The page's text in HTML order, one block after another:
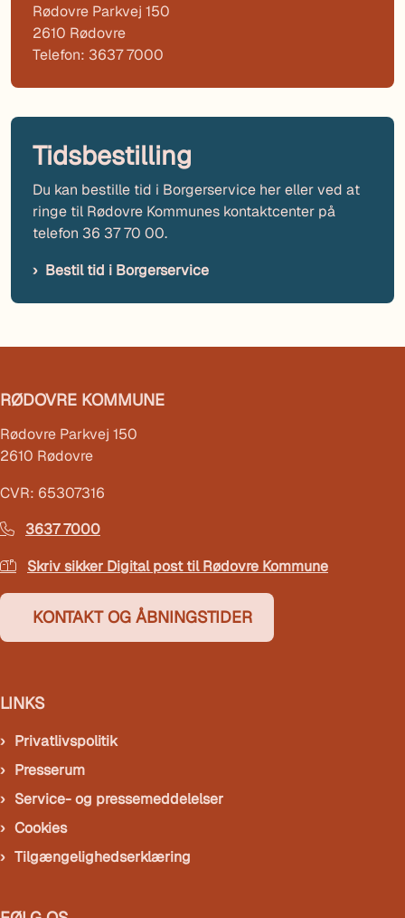
Rødovre Parkvej 150
2610 Rødovre
Telefon: 3637 7000
Tidsbestilling
Du kan bestille tid i Borgerservice her eller ved at
ringe til Rødovre Kommunes kontaktcenter på
telefon 36 37 70 00.
Bestil tid i Borgerservice
RØDOVRE KOMMUNE
Rødovre Parkvej 150
2610 Rødovre
CVR: 65307316
3637 7000
Skriv sikker Digital post til Rødovre Kommune
KONTAKT OG ÅBNINGSTIDER
LINKS
Privatlivspolitik
Presserum
Service- og pressemeddelelser
Cookies
Tilgængelighedserklæring